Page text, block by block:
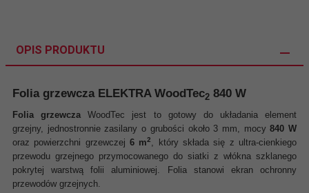
OPIS PRODUKTU
Folia grzewcza ELEKTRA WoodTec2 840 W
Folia grzewcza WoodTec jest to gotowy do układania element
grzejny, jednostronnie zasilany o grubości około 3 mm, mocy840 W
oraz powierzchni grzewczej 6 m2, który składa się z ultra-cienkiego
przewodu grzejnego przymocowanego do siatki z włókna szklanego
pokrytej warstwą folii aluminiowej. Folia stanowi ekran ochronny
przewodów grzejnych.